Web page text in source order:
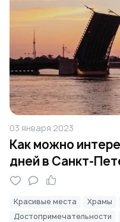
03 января 2023
Как можно
дней в Санкт-
Красивые места Храмы
Достопримечательности